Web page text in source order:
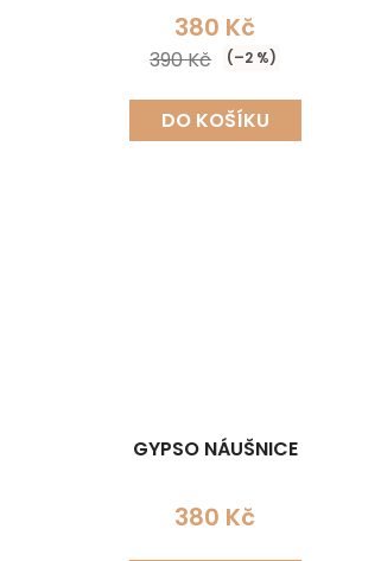
380 Kč
390 Kč (–2 %)
DO KOŠÍKU
GYPSO NÁUŠNICE
380 Kč